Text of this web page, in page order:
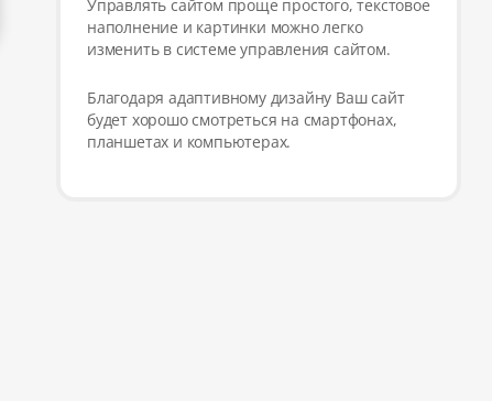
Управлять сайтом проще простого, текстовое
наполнение и картинки можно легко
изменить в системе управления сайтом.
Благодаря адаптивному дизайну Ваш сайт
будет хорошо смотреться на смартфонах,
планшетах и компьютерах.